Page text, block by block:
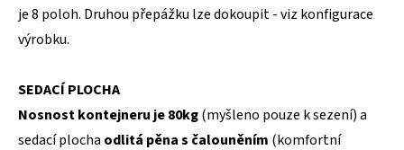
je 8 poloh. Druhou přepážku lze dokoupit - viz konfigurace
výrobku.
SEDACÍ PLOCHA
Nosnost kontejneru je 80kg(myšleno pouze k sezení) a
sedací plocha odlitá pěna s čalouněním (komfortní